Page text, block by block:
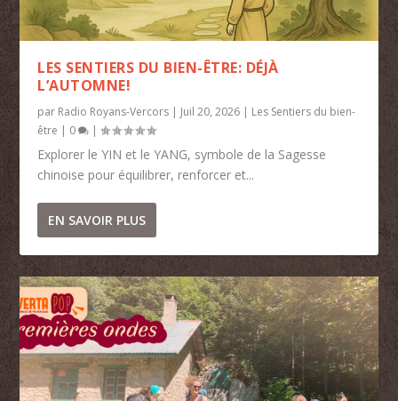
LES SENTIERS DU BIEN-ÊTRE: DÉJÀ
L’AUTOMNE!
par Radio Royans-Vercors | Juil 20, 2026 | Les Sentiers du bien-
être | 0 |
Explorer le YIN et le YANG, symbole de la Sagesse
chinoise pour équilibrer, renforcer et...
EN SAVOIR PLUS